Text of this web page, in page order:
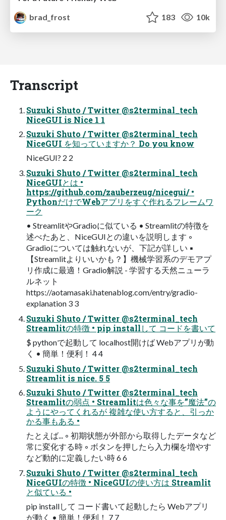
brad_frost
183 10k
Transcript
Suzuki Shuto / Twitter @s2terminal_tech
NiceGUI is Nice 1 1
Suzuki Shuto / Twitter @s2terminal_tech
NiceGUI を知っていますか？ Do you know
NiceGUI? 2 2
Suzuki Shuto / Twitter @s2terminal_tech
NiceGUIとは •
https://github.com/zauberzeug/nicegui/ •
PythonだけでWebアプリをすぐ作れるフレームワ
ーク
• StreamlitやGradioに似ている • Streamlitの特徴を
述べたあと、NiceGUIとの違いを説明します ◦
Gradioについては触れないが、下記が詳しい ▪
【Streamlitよりいいかも？】機械学習系のデモアプ
リ作成に最適！Gradio解説 - 学習する天然ニューラ
ルネット
https://aotamasaki.hatenablog.com/entry/gradio-
explanation 3 3
Suzuki Shuto / Twitter @s2terminal_tech
Streamlitの特徴 • pip installして コードを書いて
$ pythonで起動して localhost開けば Webアプリが動
く • 簡単！便利！ 4 4
Suzuki Shuto / Twitter @s2terminal_tech
Streamlit is nice. 5 5
Suzuki Shuto / Twitter @s2terminal_tech
Streamlitの弱点 • Streamlitは色々な事を”魔法”の
ようにやってくれるが 複雑な使い方すると、引っか
かる事もある •
たとえば... ◦ 初期状態が外部から取得したデータなど
常に変化する時 ◦ ボタンを押したら入力欄を増やす
など動的に定義したい時 6 6
Suzuki Shuto / Twitter @s2terminal_tech
NiceGUIの特徴 • NiceGUIの使い方は Streamlit
と似ている •
pip installして コード書いて起動したら Webアプリ
が動く • 簡単！便利！ 7 7